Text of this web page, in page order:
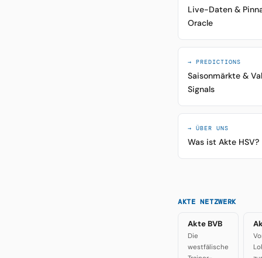
Live-Daten &
Oracle
→ PREDICTIONS
Saisonmärkte &
Signals
→ ÜBER UNS
Was ist Akte HSV?
AKTE NETZWERK
Akte BVB
Die
westfälische